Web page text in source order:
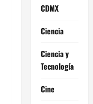
CDMX
Ciencia
Ciencia y
Tecnología
Cine